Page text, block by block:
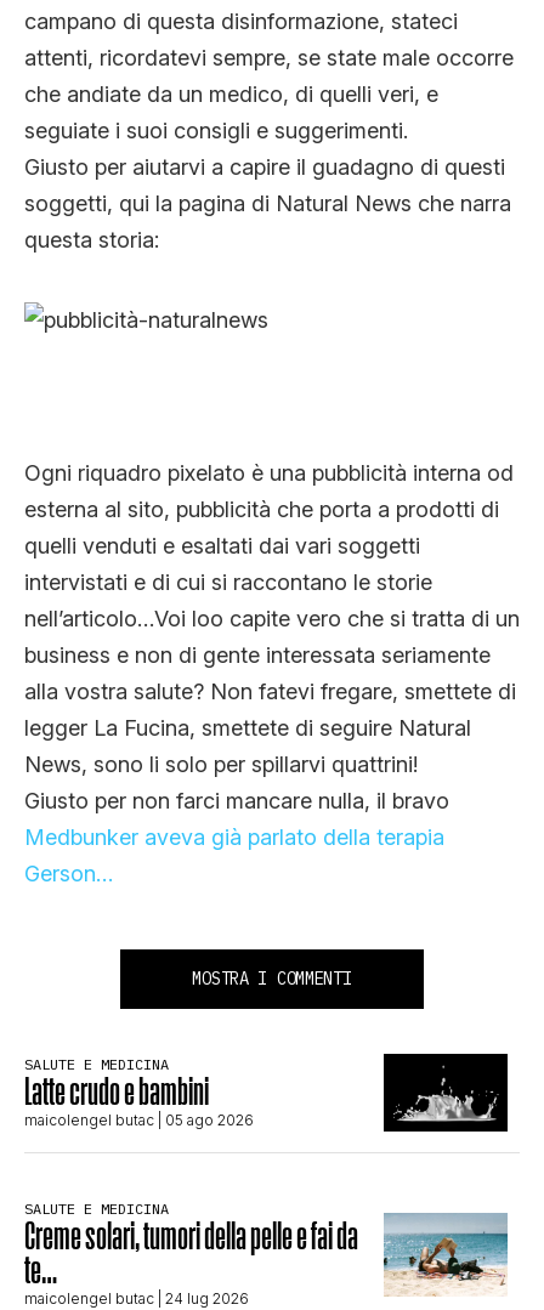
campano di questa disinformazione, stateci
attenti, ricordatevi sempre, se state male occorre
che andiate da un medico, di quelli veri, e
seguiate i suoi consigli e suggerimenti.
Giusto per aiutarvi a capire il guadagno di questi
soggetti, qui la pagina di Natural News che narra
questa storia:
Ogni riquadro pixelato è una pubblicità interna od
esterna al sito, pubblicità che porta a prodotti di
quelli venduti e esaltati dai vari soggetti
intervistati e di cui si raccontano le storie
nell’articolo…Voi loo capite vero che si tratta di un
business e non di gente interessata seriamente
alla vostra salute? Non fatevi fregare, smettete di
legger La Fucina, smettete di seguire Natural
News, sono li solo per spillarvi quattrini!
Giusto per non farci mancare nulla, il bravo
Medbunker aveva già parlato della terapia
Gerson…
MOSTRA I COMMENTI
SALUTE E MEDICINA
Latte crudo e bambini
maicolengel butac | 05 ago 2026
SALUTE E MEDICINA
Creme solari, tumori della pelle e fai da
te…
maicolengel butac | 24 lug 2026